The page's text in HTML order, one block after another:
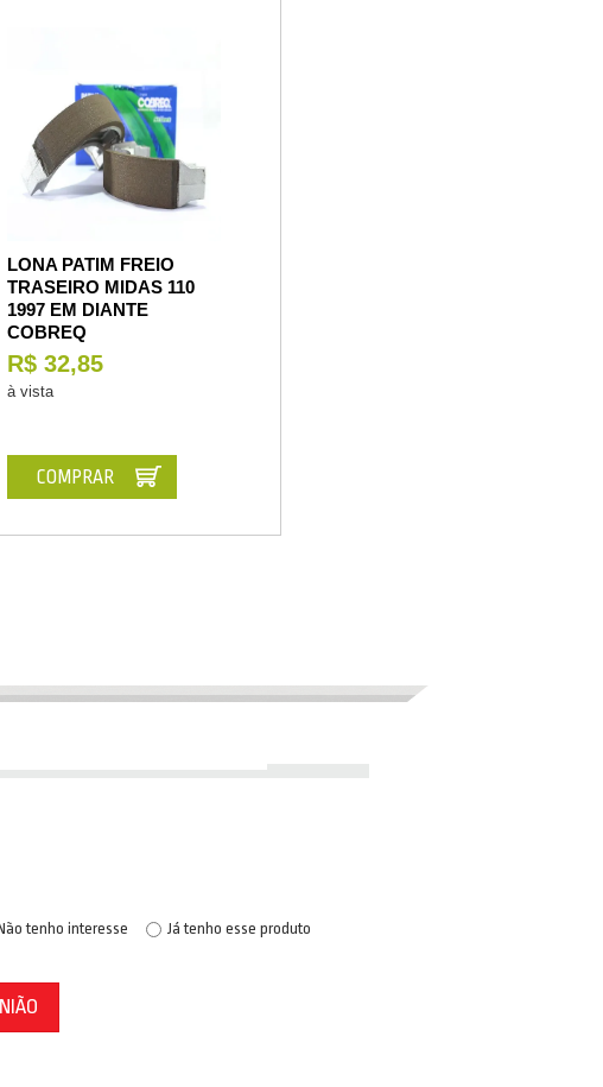
LONA PATIM FREIO
TRASEIRO MIDAS 110
1997 EM DIANTE
COBREQ
R$ 32,85
à vista
COMPRAR
tenho interesse Já tenho esse produto